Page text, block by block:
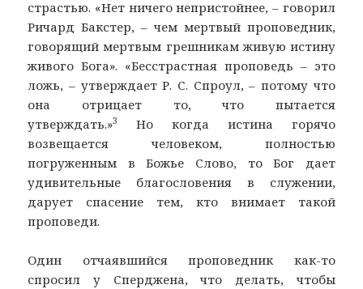
страстью. «Нет ничего непристойнее, – говорил
Ричард Бакстер, – чем мертвый проповедник,
говорящий мертвым грешникам живую истину
живого Бога». «Бесстрастная проповедь – это
ложь, – утверждает Р. С. Спроул, – потому что
она отрицает то, что пытается
утверждать.»3
Но когда истина горячо
возвещается человеком, полностью
погруженным в Божье Слово, то Бог дает
удивительные благословения в служении,
дарует спасение тем, кто внимает такой
проповеди.
Один отчаявшийся проповедник как-то
спросил у Сперджена, что делать, чтобы